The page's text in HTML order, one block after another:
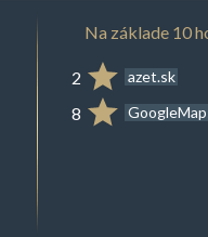
Na základe 10
2 azet.sk
8